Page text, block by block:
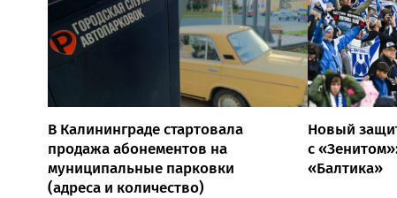
В Калининграде стартовала
продажа абонементов на
муниципальные парковки
(адреса и количество)
Новый
с
«Балтика»